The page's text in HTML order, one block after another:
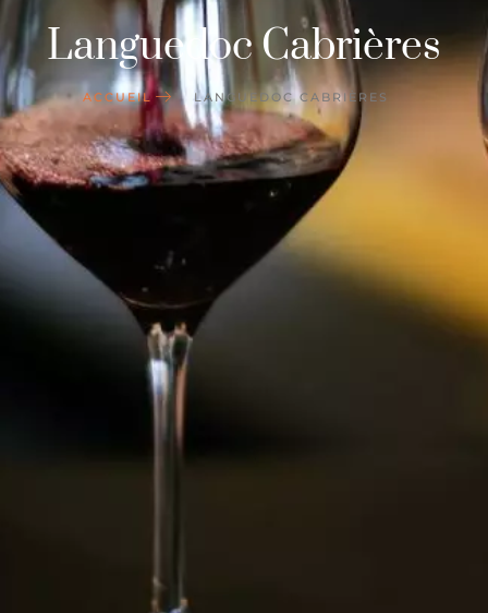
Languedoc Cabrières
ACCUEIL LANGUEDOC CABRIÈRES